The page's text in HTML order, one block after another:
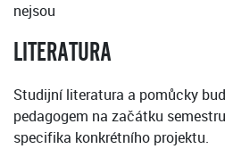
nejsou
LITERATURA
Studijní literatura a pomůcky
pedagogem na začátku
specifika konkrétního projektu.